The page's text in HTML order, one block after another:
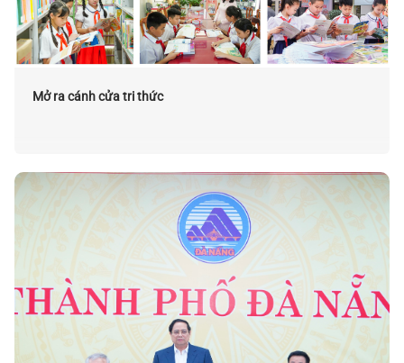
Mở ra cánh cửa tri thức